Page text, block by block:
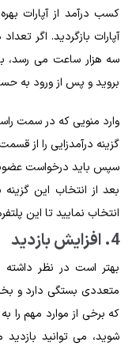
کسب درآمد از آپارات
آپارات بازگردید. اگر
بروید و پس از ورود به
وارد منویی که در سمت
گزینه درآمدزایی را از
سپس باید درخواست
بعد از انتخاب این گزینه
انتخاب نمایید تا این
4. افزایش بازدید
بهتر است در نظر داشته
متعددی بستگی دارد و
که برخی از موارد مهم را
شوید، می توانید